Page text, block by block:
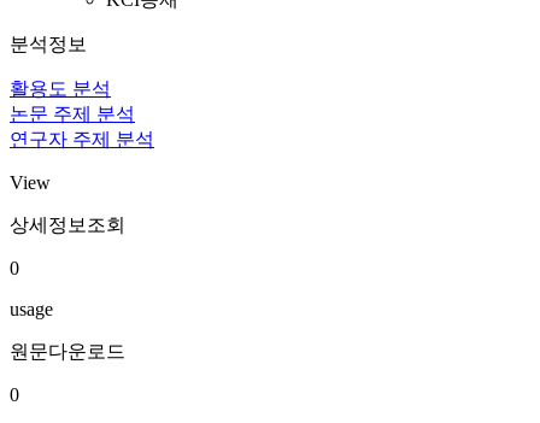
분석정보
활용도 분석
논문 주제 분석
연구자 주제 분석
View
상세정보조회
0
usage
원문다운로드
0